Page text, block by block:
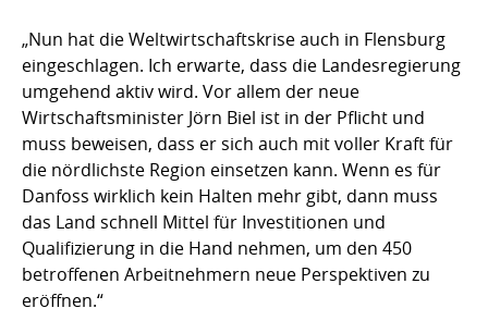
„Nun hat die Weltwirtschaftskrise auch in Flensburg
eingeschlagen. Ich erwarte, dass die Landesregierung
umgehend aktiv wird. Vor allem der neue
Wirtschaftsminister Jörn Biel ist in der Pflicht und
muss beweisen, dass er sich auch mit voller Kraft für
die nördlichste Region einsetzen kann. Wenn es für
Danfoss wirklich kein Halten mehr gibt, dann muss
das Land schnell Mittel für Investitionen und
Qualifizierung in die Hand nehmen, um den 450
betroffenen Arbeitnehmern neue Perspektiven zu
eröffnen.“